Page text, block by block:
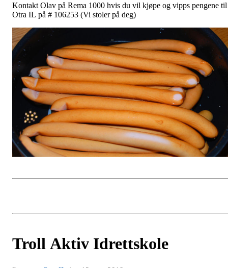
Kontakt Olav på Rema 1000 hvis du vil kjøpe og vipps pengene til
Otra IL på # 106253 (Vi stoler på deg)
Troll Aktiv Idrettskole